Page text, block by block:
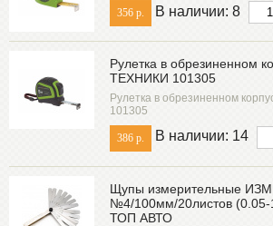
356 р. В наличии: 8
Рулетка в обрезиненном
ТЕХНИКИ 101305
Рулетка в обрезиненном
101305
386 р. В наличии: 14
Щупы измерительные
№4/100мм/20листов
ТОП АВТО